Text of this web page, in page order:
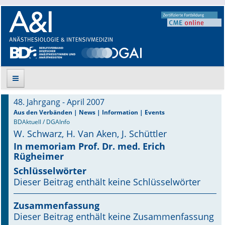
Suche
Aktuelle Ausgabe
Leitlinien
Archiv
Supplements
Supplements OrphanAnesthesia
48. Jahrgang - April 2007
Aus den Verbänden | News | Information | Events
BDAktuell / DGAInfo
W. Schwarz, H. Van Aken, J. Schüttler
In memoriam Prof. Dr. med. Erich
Rügheimer
Schlüsselwörter
Dieser Beitrag enthält keine Schlüsselwörter
Zusammenfassung
Dieser Beitrag enthält keine Zusammenfassung